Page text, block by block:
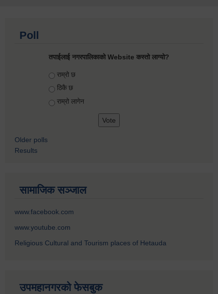
Poll
तपाईलाई नगरपालिकाको Website कस्तो लाग्यो?
Choices
राम्रो छ
ठिकै छ
राम्रो लागेन
Older polls
Results
सामाजिक सञ्जाल
www.facebook.com
www.youtube.com
Religious Cultural and Tourism places of Hetauda
उपमहानगरको फेसबुक